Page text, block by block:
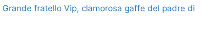
Grande fratello Vip, clamorosa gaffe del padre di